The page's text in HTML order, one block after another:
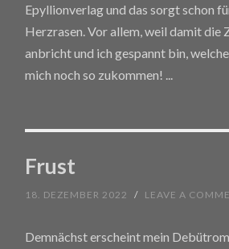
Epyllionverlag und das sorgt schon
Herzrasen. Vor allem, weil damit die
anbricht und ich gespannt bin,
mich noch so zukommen!
Frust
18. DEZEMBER 2022 / LEAVE A
Demnächst erscheint mein